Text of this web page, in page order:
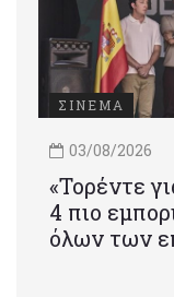
ΣΙΝΕΜΑ
03/08/2026
«Τορέντε
4 πιο
όλων των